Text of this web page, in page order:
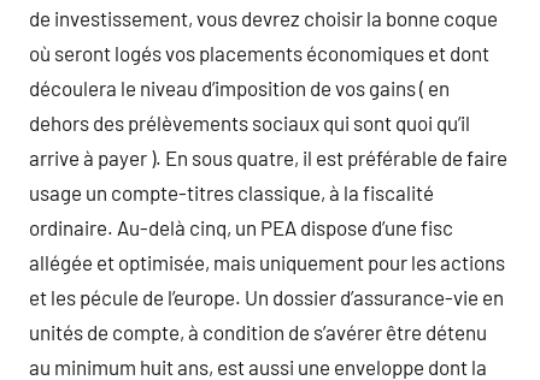
de investissement, vous devrez choisir la bonne coque
où seront logés vos placements économiques et dont
découlera le niveau d’imposition de vos gains ( en
dehors des prélèvements sociaux qui sont quoi qu’il
arrive à payer ). En sous quatre, il est préférable de faire
usage un compte-titres classique, à la fiscalité
ordinaire. Au-delà cinq, un PEA dispose d’une fisc
allégée et optimisée, mais uniquement pour les actions
et les pécule de l’europe. Un dossier d’assurance-vie en
unités de compte, à condition de s’avérer être détenu
au minimum huit ans, est aussi une enveloppe dont la